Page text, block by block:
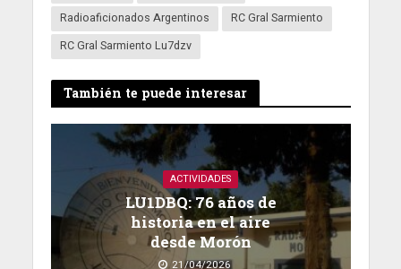
Radioaficionados Argentinos
RC Gral Sarmiento
RC Gral Sarmiento Lu7dzv
También te puede interesar
ACTIVIDADES
LU1DBQ: 76 años de
historia en el aire
desde Morón
21/04/2026